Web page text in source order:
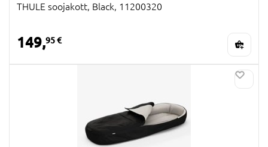
THULE soojakott, Black, 11200320
149,95 €